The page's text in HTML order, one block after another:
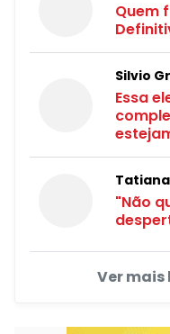
Quem
Silvio
Essa
"Não
Ver mais